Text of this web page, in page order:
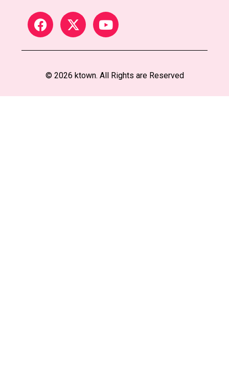
© 2026 ktown. All Rights are Reserved